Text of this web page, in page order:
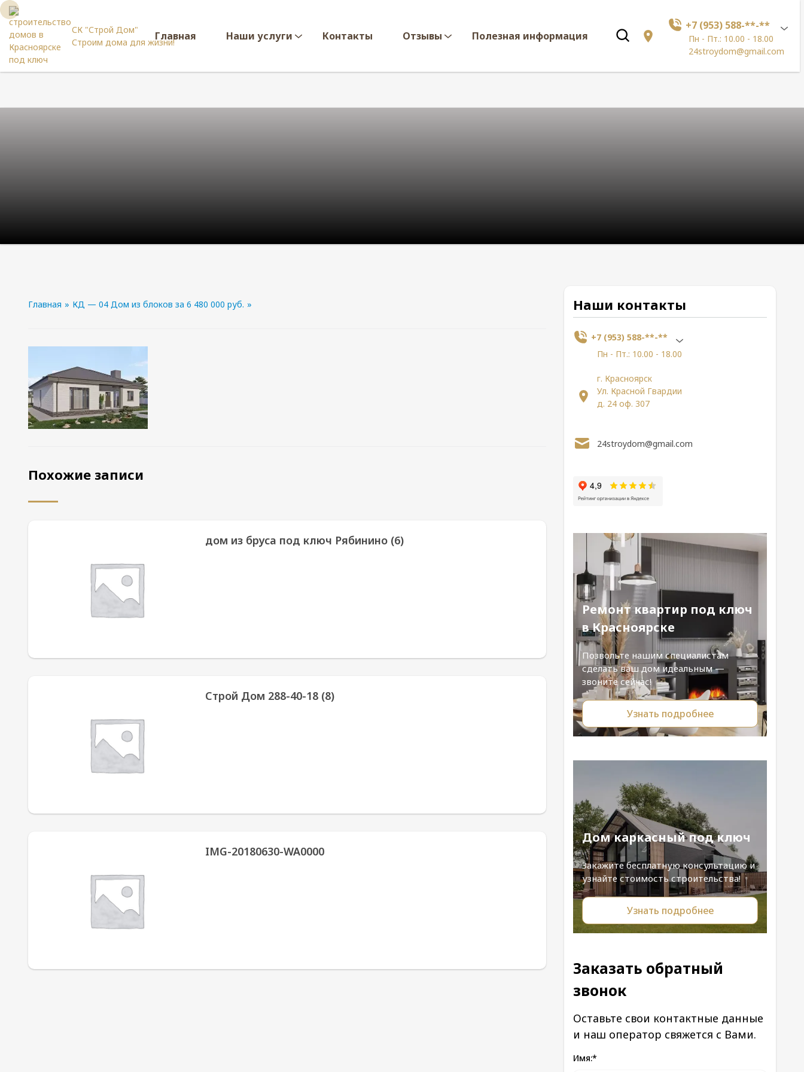
СК "Строй Дом"
Строим дома для жизни!Главная Наши услуги Контакты Отзывы Полезная информация
+7 (953) 588-**-**
Пн - Пт.: 10.00 - 18.00
24stroydom@gmail.com
Главная » КД — 04 Дом из блоков за 6 480 000 руб. »
Похожие записи
дом из бруса под ключ Рябинино (6)
Строй Дом 288-40-18 (8)
IMG-20180630-WA0000
Наши контакты
+7 (953) 588-**-**
Пн - Пт.: 10.00 - 18.00
г. Красноярск
Ул. Красной Гвардии
д. 24 оф. 307
24stroydom@gmail.com
Ремонт квартир под ключ
в Красноярске
Позвольте нашим специалистам
сделать ваш дом идеальным —
звоните сейчас!
Узнать подробнее
Дом каркасный под ключ
Закажите бесплатную консультацию и
узнайте стоимость строительства!
Узнать подробнее
Заказать обратный
звонок
Оставьте свои контактные данные
и наш оператор свяжется с Вами.
Имя:*